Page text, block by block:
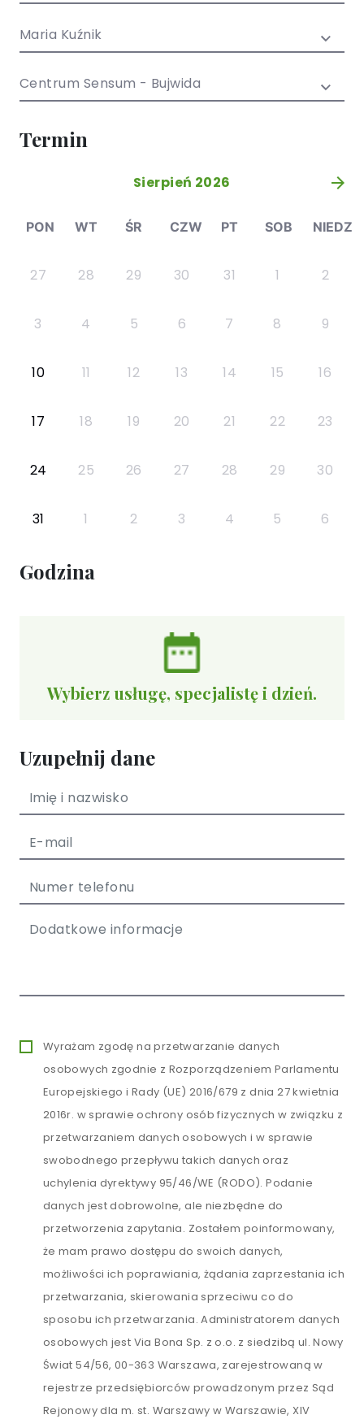
młodzieży
Maria Kuźnik
Centrum Sensum - Bujwida
Termin
Sierpień 2026 »
PON WT ŚR CZW PT SOB NIEDZ
27 28 29 30 31 1 2
3 4 5 6 7 8 9
10 11 12 13 14 15 16
17 18 19 20 21 22 23
24 25 26 27 28 29 30
31 1 2 3 4 5 6
Godzina
Wybierz usługę, specjalistę i dzień.
Uzupełnij dane
Wyrażam zgodę na przetwarzanie danych
osobowych zgodnie z Rozporządzeniem Parlamentu
Europejskiego i Rady (UE) 2016/679 z dnia 27 kwietnia
2016r. w sprawie ochrony osób fizycznych w związku z
przetwarzaniem danych osobowych i w sprawie
swobodnego przepływu takich danych oraz
uchylenia dyrektywy 95/46/WE (RODO). Podanie
danych jest dobrowolne, ale niezbędne do
przetworzenia zapytania. Zostałem poinformowany,
że mam prawo dostępu do swoich danych,
możliwości ich poprawiania, żądania zaprzestania ich
przetwarzania, skierowania sprzeciwu co do
sposobu ich przetwarzania. Administratorem danych
osobowych jest Via Bona Sp. z o.o. z siedzibą ul. Nowy
Świat 54/56, 00-363 Warszawa, zarejestrowaną w
rejestrze przedsiębiorców prowadzonym przez Sąd
Rejonowy dla m. st. Warszawy w Warszawie, XIV